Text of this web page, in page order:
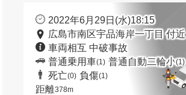
2022年6月29日(水)18:15
広島市南区宇品海岸一丁目 付近
車両相互 中破事故
普通乗用車(1) 普通自動二輪小(1)
死亡(0) 負傷(1)
距離378m